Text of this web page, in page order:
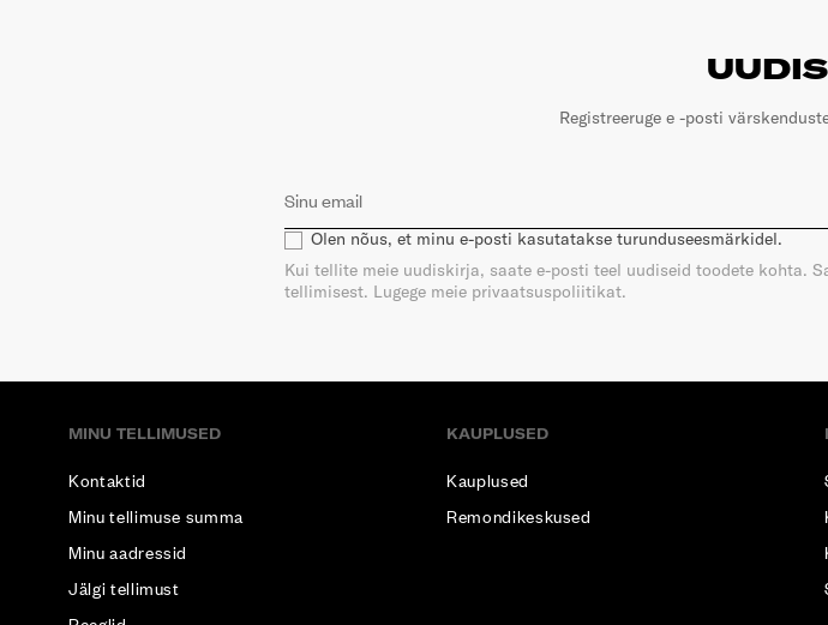
Registreeruge e -posti
Olen nõus, et minu e-posti kasutatakse turunduseesmärkidel.
Kui tellite meie uudiskirja, saate e-posti teel uudiseid toodete kohta.
tellimisest. Lugege meie privaatsuspoliitikat.
MINU TELLIMUSED
Kontaktid
Minu tellimuse summa
Minu aadressid
Jälgi tellimust
KAUPLUSED
Kauplused
Remondikeskused